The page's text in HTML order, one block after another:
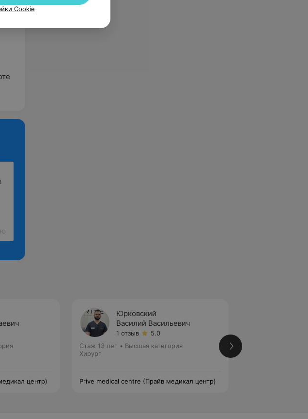
центр)
Юрковский
Василий Васильевич
1 отзыв
5.0
Стаж 13 лет • Высшая категория
Хирург
Prive medical centre (Прайв медикал центр)
Cookie